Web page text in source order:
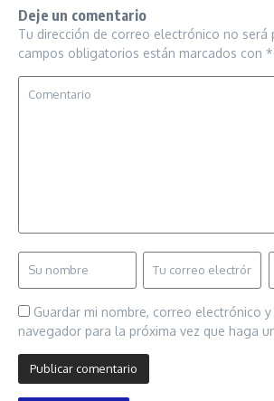
Deje un comentario
Tu dirección de correo electrónico no será
campos obligatorios están marcados con *
Guardar mi nombre, correo electrónico
navegador para la próxima vez que haga